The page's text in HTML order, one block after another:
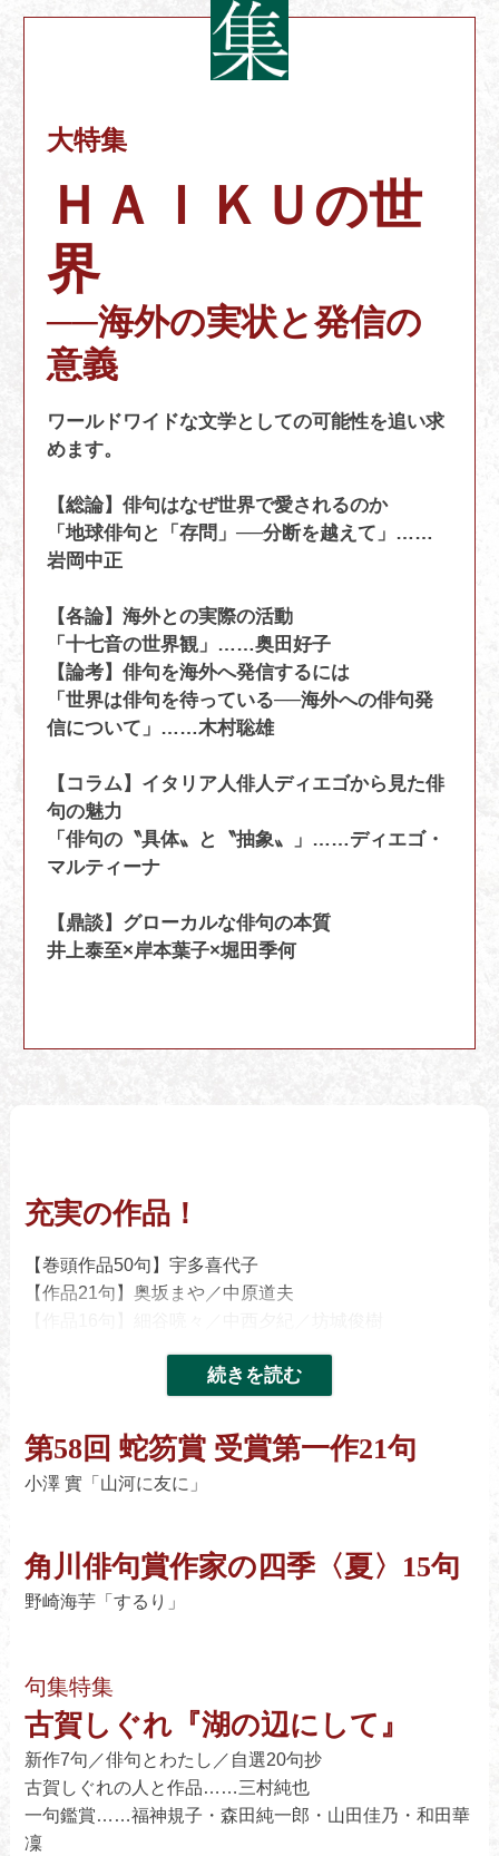
大特集
ＨＡＩＫＵの世
界
──海外の実状と発信の
意義
ワールドワイドな文学としての可能性を追い求
めます。
【総論】俳句はなぜ世界で愛されるのか
「地球俳句と「存問」──分断を越えて」……
岩岡中正
【各論】海外との実際の活動
「十七音の世界観」……奥田好子
【論考】俳句を海外へ発信するには
「世界は俳句を待っている──海外への俳句発
信について」……木村聡雄
【コラム】イタリア人俳人ディエゴから見た俳
句の魅力
「俳句の〝具体〟と〝抽象〟」……ディエゴ・
マルティーナ
【鼎談】グローカルな俳句の本質
井上泰至×岸本葉子×堀田季何
充実の作品！
【巻頭作品50句】宇多喜代子
【作品21句】奥坂まや／中原道夫
【作品12句】すずき巴里／関根誠子／井越芳子／浦川聡
子／
宮田 勝／櫛部天思／黒澤麻生子
三木基史／矢野玲奈／久留島 元／野名紅里
【俳人スポットライト】水野悦子／佐藤 風／𠮷田幸敏／
第58回 蛇笏賞 受賞第一作21句
小澤 實「山河に友に」
角川俳句賞作家の四季〈夏〉15句
野崎海芋「するり」
句集特集
古賀しぐれ『湖の辺にして』
新作7句／俳句とわたし／自選20句抄
古賀しぐれの人と作品……三村純也
一句鑑賞……福神規子・森田純一郎・山田佳乃・和田華
凜